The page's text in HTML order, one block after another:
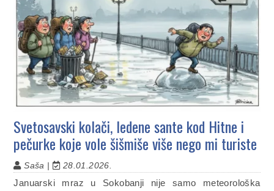
Svetosavski kolači, ledene sante kod Hitne i
pečurke koje vole šišmiše više nego mi turiste
Saša | 28.01.2026.
Januarski mraz u Sokobanji nije samo meteorološka